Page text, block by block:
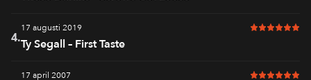
4.
17 augusti 2019 6 av 6 i
Ty Segall – First Taste
17 april 2007